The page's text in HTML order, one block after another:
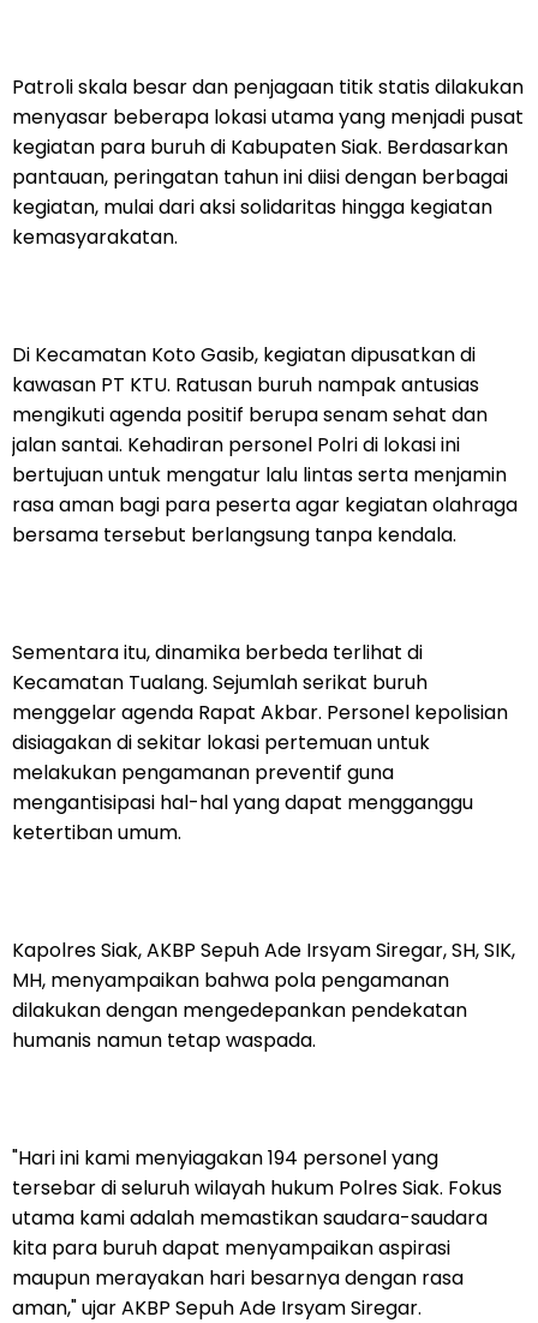
Patroli skala besar dan penjagaan titik statis dilakukan
menyasar beberapa lokasi utama yang menjadi pusat
kegiatan para buruh di Kabupaten Siak. Berdasarkan
pantauan, peringatan tahun ini diisi dengan berbagai
kegiatan, mulai dari aksi solidaritas hingga kegiatan
kemasyarakatan.
Di Kecamatan Koto Gasib, kegiatan dipusatkan di
kawasan PT KTU. Ratusan buruh nampak antusias
mengikuti agenda positif berupa senam sehat dan
jalan santai. Kehadiran personel Polri di lokasi ini
bertujuan untuk mengatur lalu lintas serta menjamin
rasa aman bagi para peserta agar kegiatan olahraga
bersama tersebut berlangsung tanpa kendala.
Sementara itu, dinamika berbeda terlihat di
Kecamatan Tualang. Sejumlah serikat buruh
menggelar agenda Rapat Akbar. Personel kepolisian
disiagakan di sekitar lokasi pertemuan untuk
melakukan pengamanan preventif guna
mengantisipasi hal-hal yang dapat mengganggu
ketertiban umum.
Kapolres Siak, AKBP Sepuh Ade Irsyam Siregar, SH, SIK,
MH, menyampaikan bahwa pola pengamanan
dilakukan dengan mengedepankan pendekatan
humanis namun tetap waspada.
"Hari ini kami menyiagakan 194 personel yang
tersebar di seluruh wilayah hukum Polres Siak. Fokus
utama kami adalah memastikan saudara-saudara
kita para buruh dapat menyampaikan aspirasi
maupun merayakan hari besarnya dengan rasa
aman," ujar AKBP Sepuh Ade Irsyam Siregar.